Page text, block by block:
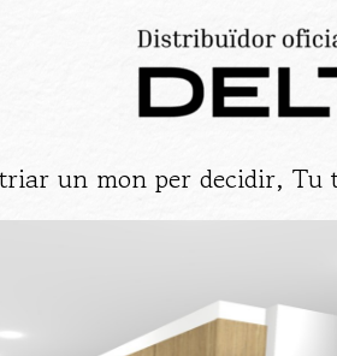
un mon per decidir, Tu